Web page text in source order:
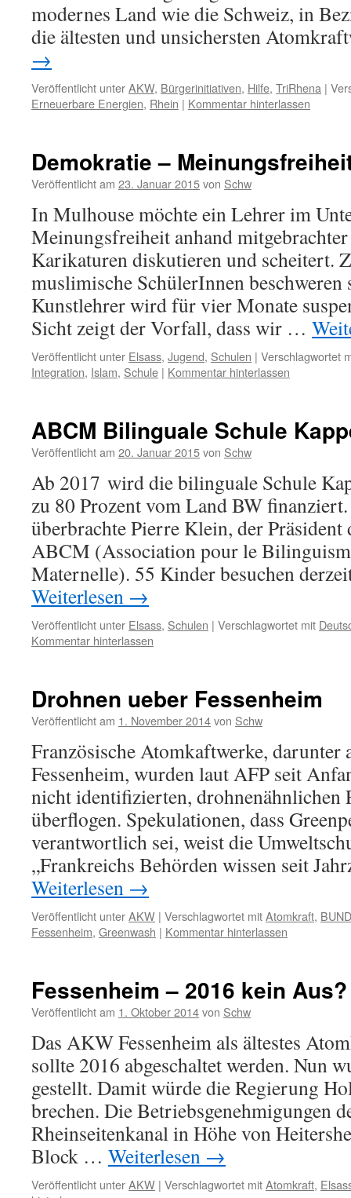
modernes Land wie die Schweiz, in
die ältesten und unsichersten
→
Veröffentlicht unterAKW, Bürgerinitiativen, Hilfe, TriRhena |
Erneuerbare Energien, Rhein | Kommentar hinterlassen
Demokratie –
Veröffentlicht am 23. Januar 2015von Schw
In Mulhouse möchte ein Lehrer im
Meinungsfreiheit anhand
Karikaturen diskutieren und scheitert.
muslimische SchülerInnen beschweren
Kunstlehrer wird für vier Monate
Sicht zeigt der Vorfall, dass wir …
Veröffentlicht unter Elsass, Jugend, Schulen | Verschlagwortet
Integration, Islam, Schule | Kommentar hinterlassen
ABCM Bilinguale Schule
Veröffentlicht am 20. Januar 2015von Schw
Ab 2017 wird die bilinguale Schule
zu 80 Prozent vom Land BW
überbrachte Pierre Klein, der Präsident
ABCM (Association pour le
Maternelle). 55 Kinder besuchen
Weiterlesen →
Veröffentlicht unter Elsass, Schulen | Verschlagwortet mit
Kommentar hinterlassen
Drohnen ueber Fessenheim
Veröffentlicht am 1. November 2014von Schw
Französische Atomkaftwerke, darunter
Fessenheim, wurden laut AFP seit
nicht identifizierten, drohnenähnlichen
überflogen. Spekulationen, dass
verantwortlich sei, weist die
„Frankreichs Behörden wissen seit
Weiterlesen →
Veröffentlicht unterAKW | Verschlagwortet mitAtomkraft, BUND
Fessenheim, Greenwash | Kommentar hinterlassen
Fessenheim – 2016 kein Aus?
Veröffentlicht am 1. Oktober 2014von Schw
Das AKW Fessenheim als ältestes
sollte 2016 abgeschaltet werden. Nun
gestellt. Damit würde die Regierung
brechen. Die Betriebsgenehmigungen
Rheinseitenkanal in Höhe von
Block … Weiterlesen →
Veröffentlicht unterAKW | Verschlagwortet mitAtomkraft,